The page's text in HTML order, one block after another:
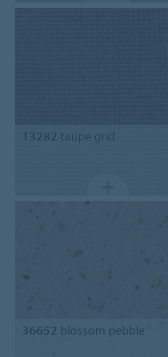
13282 taupe grid
36652 blossom pebble